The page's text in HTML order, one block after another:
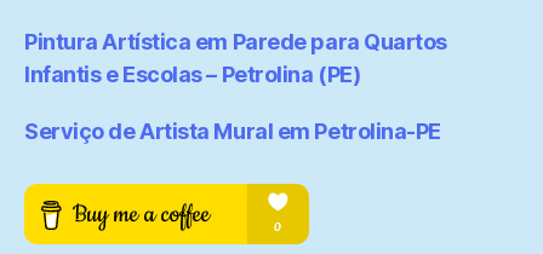
Pintura Artística em Parede para Quartos
Infantis e Escolas – Petrolina (PE)
Serviço de Artista Mural em Petrolina-PE